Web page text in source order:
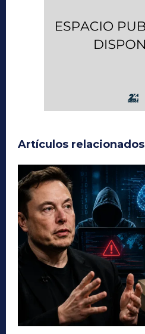
Artículos relacionados